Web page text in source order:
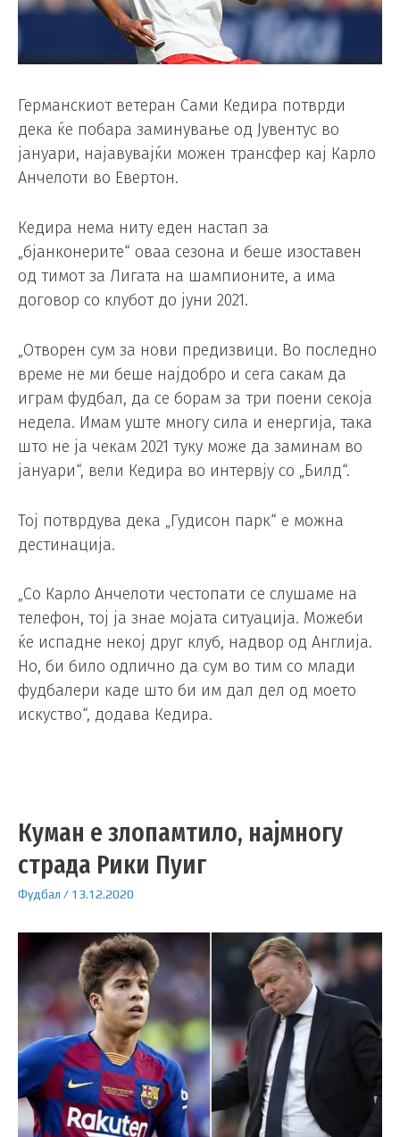
Германскиот ветеран Сами Кедира потврди
дека ќе побара заминување од Јувентус во
јануари, најавувајќи можен трансфер кај Карло
Анчелоти во Евертон.
Кедира нема ниту еден настап за
„бјанконерите“ оваа сезона и беше изоставен
од тимот за Лигата на шампионите, а има
договор со клубот до јуни 2021.
„Отворен сум за нови предизвици. Во последно
време не ми беше најдобро и сега сакам да
играм фудбал, да се борам за три поени секоја
недела. Имам уште многу сила и енергија, така
што не ја чекам 2021 туку може да заминам во
јануари“, вели Кедира во интервју со „Билд“.
Тој потврдува дека „Гудисон парк“ е можна
дестинација.
„Со Карло Анчелоти честопати се слушаме на
телефон, тој ја знае мојата ситуација. Можеби
ќе испадне некој друг клуб, надвор од Англија.
Но, би било одлично да сум во тим со млади
фудбалери каде што би им дал дел од моето
искуство“, додава Кедира.
Куман е злопамтило, најмногу
страда Рики Пуиг
Фудбал / 13.12.2020